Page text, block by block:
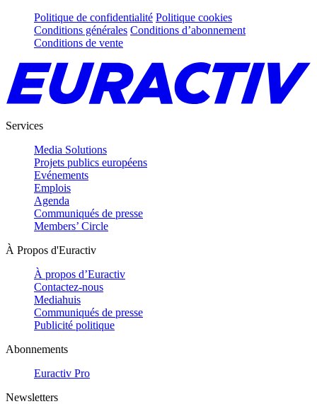
Politique de confidentialité Politique cookies
Conditions générales Conditions d’abonnement
Conditions de vente
Services
Media Solutions
Projets publics européens
Evénements
Emplois
Agenda
Communiqués de presse
Members’ Circle
À Propos d'Euractiv
À propos d’Euractiv
Contactez-nous
Mediahuis
Communiqués de presse
Publicité politique
Abonnements
Euractiv Pro
Newsletters